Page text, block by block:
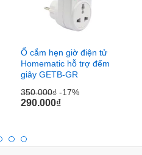
16A
nên hỗ trợ hầu hết các thiết bị
Ổ cắm hẹn giờ điện tử
Homematic hỗ trợ đếm
giây GETB-GR
350.000₫ -17%
290.000₫